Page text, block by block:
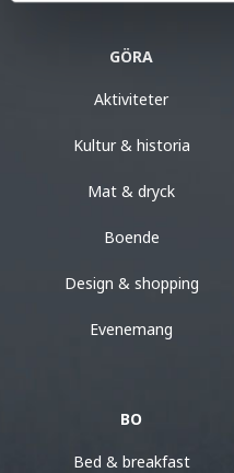
GÖRA
Aktiviteter
Kultur & historia
Mat & dryck
Boende
Design & shopping
Evenemang
BO
Bed & breakfast